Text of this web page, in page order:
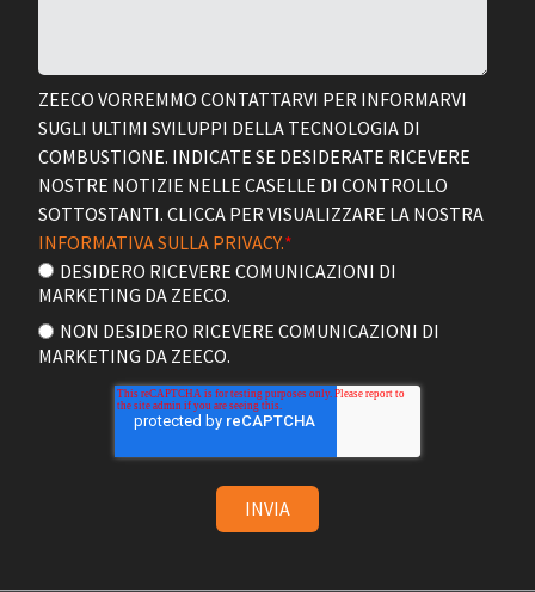
ZEECO VORREMMO CONTATTARVI PER INFORMARVI
SUGLI ULTIMI SVILUPPI DELLA TECNOLOGIA DI
COMBUSTIONE. INDICATE SE DESIDERATE RICEVERE
NOSTRE NOTIZIE NELLE CASELLE DI CONTROLLO
SOTTOSTANTI. CLICCA PER VISUALIZZARE LA NOSTRA
INFORMATIVA SULLA PRIVACY.*
DESIDERO RICEVERE COMUNICAZIONI DI
MARKETING DA ZEECO.
NON DESIDERO RICEVERE COMUNICAZIONI DI
MARKETING DA ZEECO.